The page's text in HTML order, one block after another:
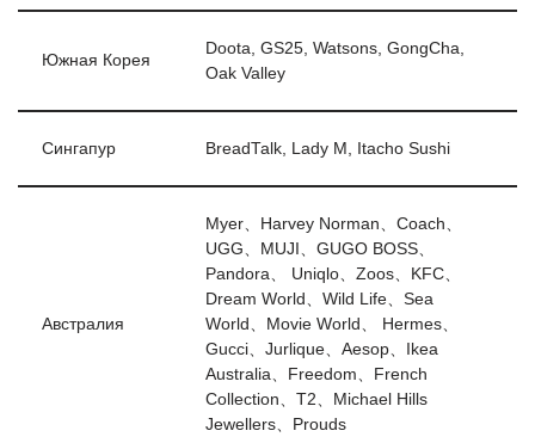
Южная Корея
Doota, GS25, Watsons, GongCha,
Oak Valley
Сингапур BreadTalk, Lady M, Itacho Sushi
Австралия
Myer、Harvey Norman、Coach、
UGG、MUJI、GUGO BOSS、
Pandora、 Uniqlo、Zoos、KFC、
Dream World、Wild Life、Sea
World、Movie World、 Hermes、
Gucci、Jurlique、Aesop、Ikea
Australia、Freedom、French
Collection、T2、Michael Hills
Jewellers、Prouds